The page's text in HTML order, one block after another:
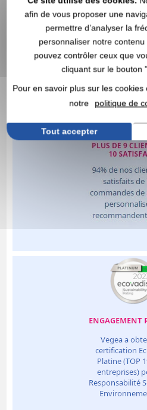
afin de vous proposer une
permettre d’analyser la
personnaliser notre
pouvez contrôler ceux que
cliquant sur le bouton
Pour en savoir plus sur les
notre
politique de
Tout accepter